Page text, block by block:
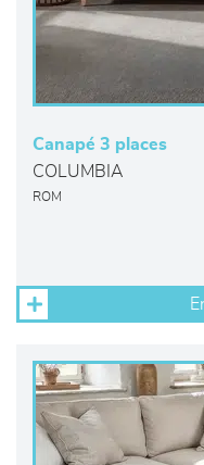
Canapé 3 places
COLUMBIA
ROM